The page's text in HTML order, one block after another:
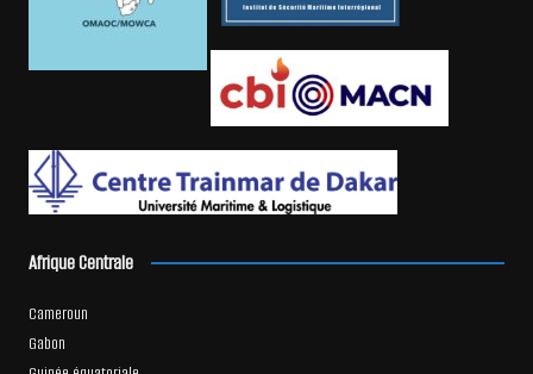
Afrique Centrale
Cameroun
Gabon